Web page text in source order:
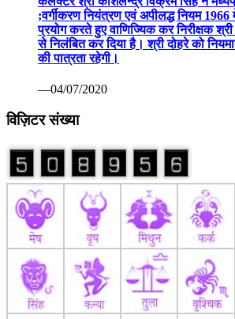
;वर्गीकरण नियंत्रण एवं अपीलद्ध नियम 1966
प्रयोग करते हुए वाणिज्यिक कर निरीक्षक
से निलंबित कर दिया है। श्री दोहरे को
की पात्रता रहेगी।
—04/07/2020
विज़िटर संख्या